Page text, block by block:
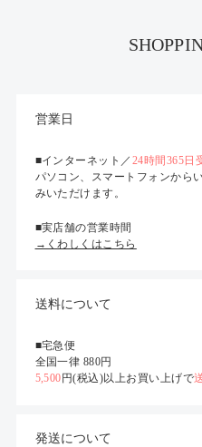
営業日
■インターネット／ 24時間365日
パソコン、スマートフォンから
みいただけます。
■実店舗の営業時間
→くわしくはこちら
送料について
■宅急便
全国一律 880円
5,500 円(税込)以上お買い上げで
発送について